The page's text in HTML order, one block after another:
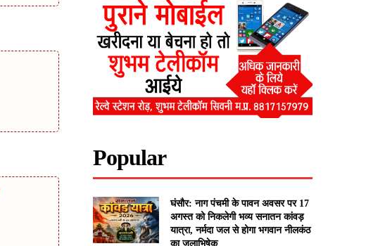
Popular
घंसौर: नाग पंचमी के पावन अवसर पर 17
अगस्त को निकलेगी भव्य सनातन कांवड़
यात्रा, नर्मदा जल से होगा भगवान नीलकंठ
का जलाभिषेक